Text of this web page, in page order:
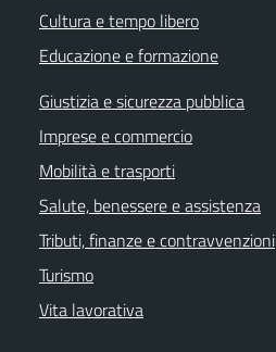
Cultura e tempo libero
Educazione e formazione
Giustizia e sicurezza pubblica
Imprese e commercio
Mobilità e trasporti
Salute, benessere e assistenza
Tributi, finanze e contravvenzioni
Turismo
Vita lavorativa